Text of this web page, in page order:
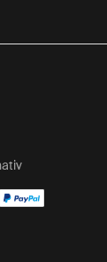
Instagram
on